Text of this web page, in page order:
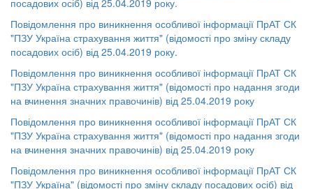
посадових осіб) від 25.04.2019 року.
Повідомлення про виникнення особливої інформації ПрАТ СК
"ПЗУ Україна страхування життя" (відомості про зміну складу
посадових осіб) від 25.04.2019 року.
Повідомлення про виникнення особливої інформації ПрАТ СК
"ПЗУ Україна страхування життя" (відомості про надання згоди
на вчинення значних правочинів) від 25.04.2019 року
Повідомлення про виникнення особливої інформації ПрАТ СК
"ПЗУ Україна страхування життя" (відомості про надання згоди
на вчинення значних правочинів) від 25.04.2019 року
Повідомлення про виникнення особливої інформації ПрАТ СК
"ПЗУ Україна" (відомості про зміну складу посадових осіб) від